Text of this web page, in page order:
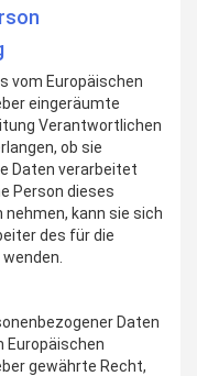
vom Europäischen
eingeräumte
Verantwortlichen
ob sie
Daten verarbeitet
Person dieses
kann sie sich
des für die
Daten
Europäischen
gewährte Recht,